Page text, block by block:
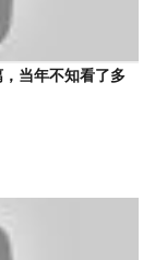
当年不知看了多